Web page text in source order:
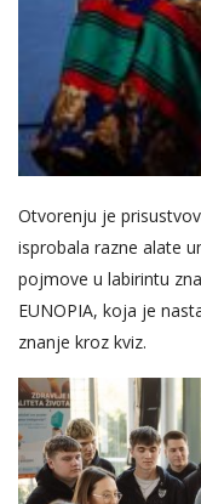
Otvorenju je
isprobala razne alate
pojmove u labirintu
EUNOPIA, koja je
znanje kroz kviz.